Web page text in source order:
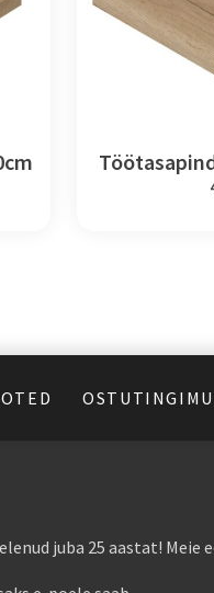
juba 25 aastat! Meie